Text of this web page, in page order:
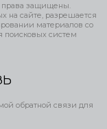
защищены.
на сайте, разрешается
материалов со
поисковых систем
обратной связи для